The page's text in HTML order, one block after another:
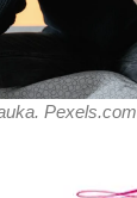
Pexels.com